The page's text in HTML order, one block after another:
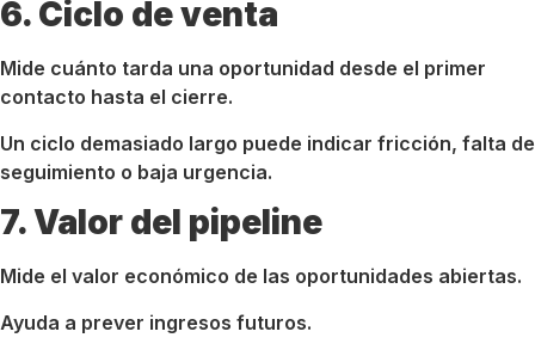
6. Ciclo de venta
Mide cuánto tarda una oportunidad desde el primer
contacto hasta el cierre.
Un ciclo demasiado largo puede indicar fricción, falta de
seguimiento o baja urgencia.
7. Valor del pipeline
Mide el valor económico de las oportunidades abiertas.
Ayuda a prever ingresos futuros.